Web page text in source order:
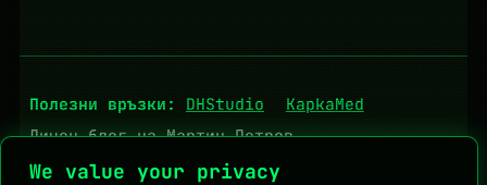
We value your privacy
Полезни връзки: DHStudio
KapkaMed
Личен блог на Мартин Петров